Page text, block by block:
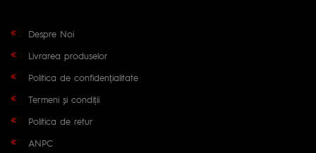
Despre Noi
Livrarea produselor
Politica de confidențialitate
Termeni și condiții
Politica de retur
ANPC